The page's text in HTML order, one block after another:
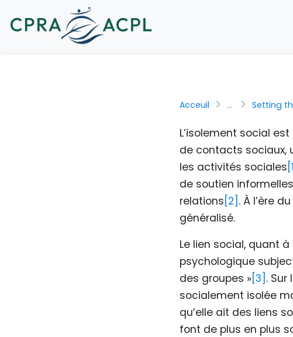
Acceuil ... Setting
L’isolement social
de contacts sociaux,
les activités sociales [1]
de soutien
relations [2] . À l’ère
généralisé.
Le lien social, quant
psychologique
des groupes » [3] .
socialement isolée
qu’elle ait des liens
font de plus en plus